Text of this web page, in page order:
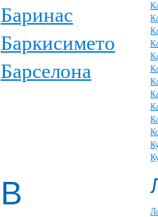
Баринас
Баркисимето
Барселона
В